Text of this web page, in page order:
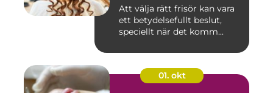
Att välja rätt frisör kan vara
ett betydelsefullt beslut,
speciellt när det komm...
01. okt